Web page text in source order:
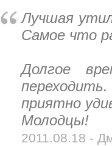
Лучшая
Самое что
Долгое
приятно
Молодцы!
2011.08.18 -